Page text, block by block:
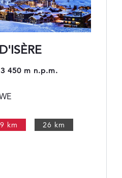
450 m n.p.m.
km 26 km